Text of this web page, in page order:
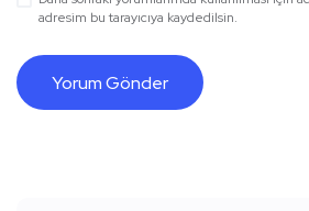
adresim bu tarayıcıya kaydedilsin.